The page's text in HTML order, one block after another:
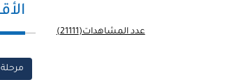
عدد المشاهدات(21111)